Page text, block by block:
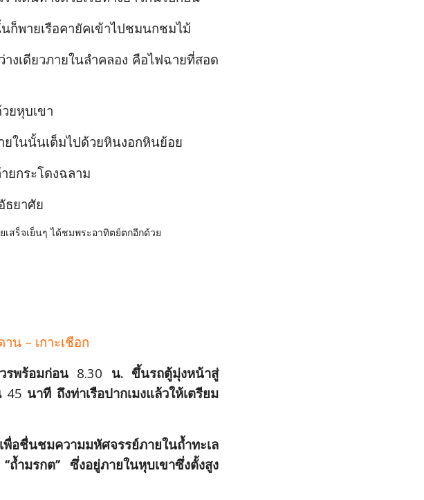
ก็พายเรือคายัคเข้าไปชมนกชมไม้
งเดียวภายในลำคลอง คือไฟฉายที่สอด
ยหุบเขา
ในนั้นเต็มไปด้วยหินงอกหินย้อย
ยกระโดงฉลาม
ธยาศัย
เสร็จเย็นๆ ได้ชมพระอาทิตย์ตกอีกด้วย
น – เกาะเชือก
รพร้อมก่อน 8.30 น. ขึ้นรถตู้มุ่งหน้าสู่
45 นาที ถึงท่าเรือปากเมงแล้วให้เตรียม
เพื่อชื่นชมความมหัศจรรย์ภายในถ้ำทะเล
ำมรกต” ซึ่งอยู่ภายในหุบเขาซึ่งตั้งสูง